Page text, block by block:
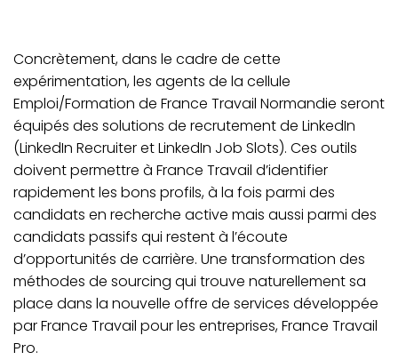
Concrètement, dans le cadre de cette
expérimentation, les agents de la cellule
Emploi/Formation de France Travail Normandie seront
équipés des solutions de recrutement de LinkedIn
(LinkedIn Recruiter et LinkedIn Job Slots). Ces outils
doivent permettre à France Travail d’identifier
rapidement les bons profils, à la fois parmi des
candidats en recherche active mais aussi parmi des
candidats passifs qui restent à l’écoute
d’opportunités de carrière. Une transformation des
méthodes de sourcing qui trouve naturellement sa
place dans la nouvelle offre de services développée
par France Travail pour les entreprises, France Travail
Pro.